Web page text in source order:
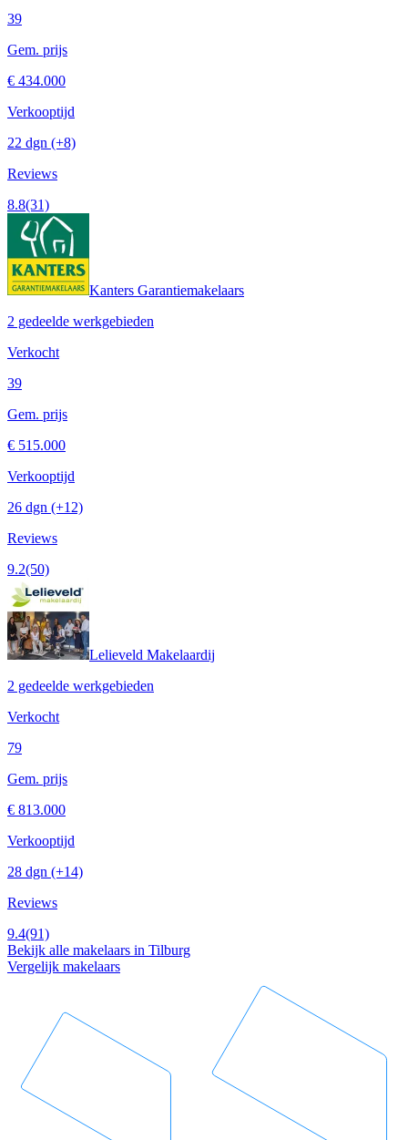
39
Gem. prijs
€ 434.000
Verkooptijd
22 dgn (+8)
Reviews
8.8(31)
Kanters Garantiemakelaars
2 gedeelde werkgebieden
Verkocht
39
Gem. prijs
€ 515.000
Verkooptijd
26 dgn (+12)
Reviews
9.2(50)
Lelieveld Makelaardij
2 gedeelde werkgebieden
Verkocht
79
Gem. prijs
€ 813.000
Verkooptijd
28 dgn (+14)
Reviews
9.4(91)
Bekijk alle makelaars in Tilburg
Vergelijk makelaars